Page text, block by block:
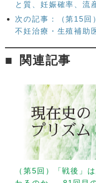
と質、妊娠確率、流
次の記事：（第15回
不妊治療・生殖補助
関連記事
（第5回）「戦後」